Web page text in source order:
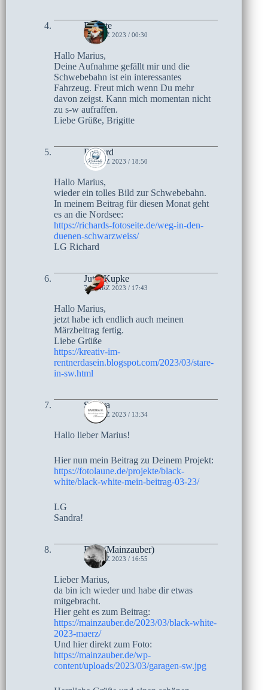
Brigitte
8. MÄRZ 2023 / 00:30
Hallo Marius,
Deine Aufnahme gefällt mir und die
Schwebebahn ist ein interessantes
Fahrzeug. Freut mich wenn Du mehr
davon zeigst. Kann mich momentan nicht
zu s-w aufraffen.
Liebe Grüße, Brigitte
Richard
7. MÄRZ 2023 / 18:50
Hallo Marius,
wieder ein tolles Bild zur Schwebebahn.
In meinem Beitrag für diesen Monat geht
es an die Nordsee:
https://richards-fotoseite.de/weg-in-den-
duenen-schwarzweiss/
LG Richard
Jutta Kupke
7. MÄRZ 2023 / 17:43
Hallo Marius,
jetzt habe ich endlich auch meinen
Märzbeitrag fertig.
Liebe Grüße
https://kreativ-im-
rentnerdasein.blogspot.com/2023/03/stare-
in-sw.html
Sandra
6. MÄRZ 2023 / 13:34
Hallo lieber Marius!
Hier nun mein Beitrag zu Deinem Projekt:
https://fotolaune.de/projekte/black-
white/black-white-mein-beitrag-03-23/
LG
Sandra!
Elke (Mainzauber)
5. MÄRZ 2023 / 16:55
Lieber Marius,
da bin ich wieder und habe dir etwas
mitgebracht.
Hier geht es zum Beitrag:
https://mainzauber.de/2023/03/black-white-
2023-maerz/
Und hier direkt zum Foto:
https://mainzauber.de/wp-
content/uploads/2023/03/garagen-sw.jpg